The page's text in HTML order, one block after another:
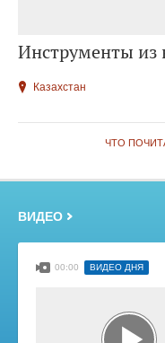
Инструменты из
Казахстан
ЧТО
ВИДЕО
00:00 ВИДЕО ДНЯ